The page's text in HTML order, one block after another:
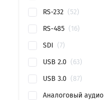
RS-232
52
RS-485
16
SDI
7
USB 2.0
63
USB 3.0
87
Аналоговый аудио